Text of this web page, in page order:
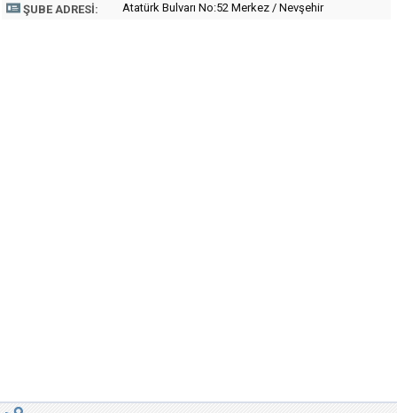
ŞUBE ADRESI: Atatürk Bulvarı No:52 Merkez / Nevşehir